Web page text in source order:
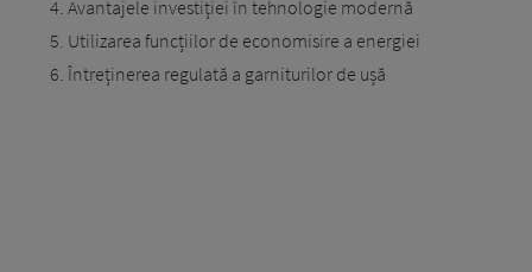
Avantajele investiției în tehnologie modernă
Utilizarea funcțiilor de economisire a energiei
Întreținerea regulată a garniturilor de ușă